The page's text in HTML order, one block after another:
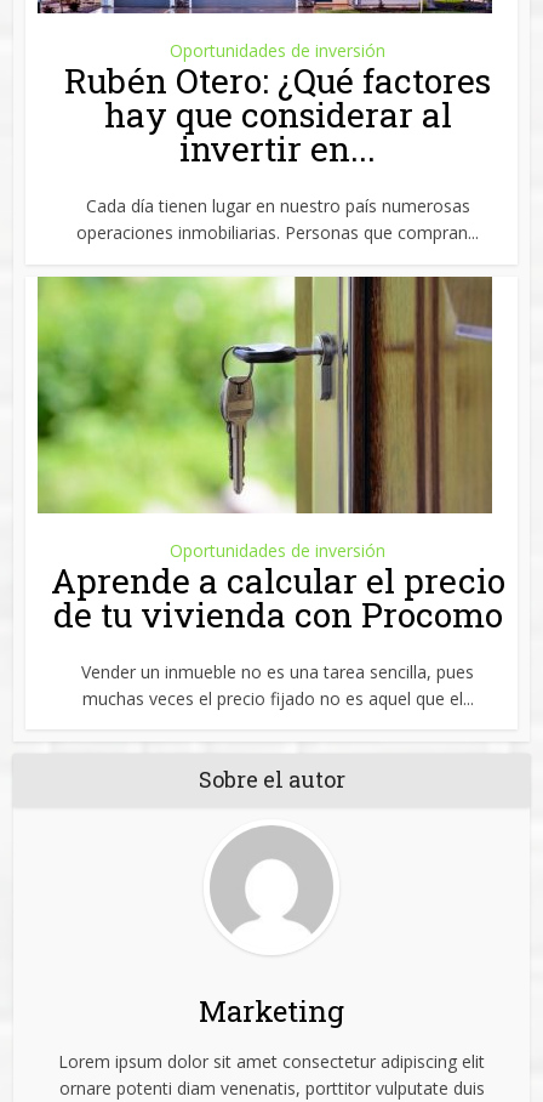
Oportunidades de inversión
Rubén Otero: ¿Qué factores
hay que considerar al
invertir en...
Cada día tienen lugar en nuestro país numerosas
operaciones inmobiliarias. Personas que compran...
Oportunidades de inversión
Aprende a calcular el precio
de tu vivienda con Procomo
Vender un inmueble no es una tarea sencilla, pues
muchas veces el precio fijado no es aquel que el...
Sobre el autor
Marketing
Lorem ipsum dolor sit amet consectetur adipiscing elit
ornare potenti diam venenatis, porttitor vulputate duis